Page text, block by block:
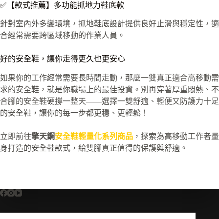
✅【款式推薦】多功能抓地力鞋底款
針對室內外多變環境，抓地鞋底設計提供良好止滑與穩定性，適
合經常需要跨區域移動的作業人員。
好的安全鞋，讓你走得更久也更安心
如果你的工作經常需要長時間走動，那麼一雙真正適合高移動需
求的安全鞋，就是你職場上的最佳投資。別再穿著厚重悶熱、不
合腳的安全鞋硬撐一整天——選擇一雙舒適、輕便又防護力十足
的安全鞋，讓你的每一步都更穩、更輕鬆！
立即前往擎天鋼安全鞋輕量化系列商品 ，探索為高移動工作者量
身打造的安全鞋款式，給雙腳真正值得的保護與舒適。